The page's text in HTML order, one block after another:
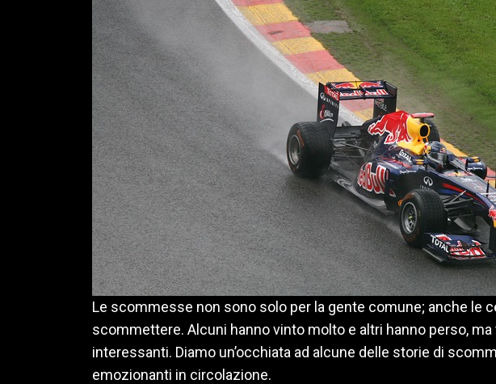
Le scommesse non sono solo per la gente comune; anche le
scommettere. Alcuni hanno vinto molto e altri hanno perso,
interessanti. Diamo un’occhiata ad alcune delle storie di
emozionanti in circolazione.